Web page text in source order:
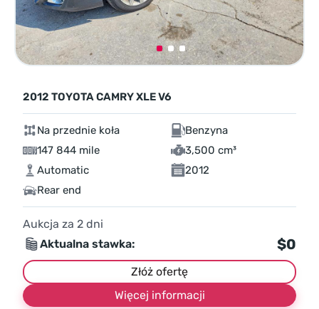
2012 TOYOTA CAMRY XLE V6
Na przednie koła
Benzyna
147 844 mile
3,500 cm³
Automatic
2012
Rear end
Aukcja za 2 dni
Aktualna stawka:
$0
Złóż ofertę
Więcej informacji